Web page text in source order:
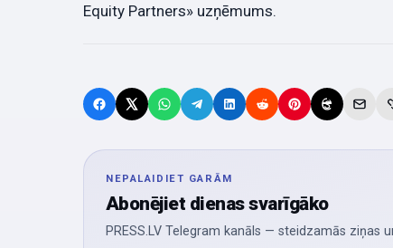
Equity Partners» uzņēmums.
NEPALAIDIET GARĀM
Abonējiet dienas svarīgāko
PRESS.LV Telegram kanāls — steidzamās ziņas